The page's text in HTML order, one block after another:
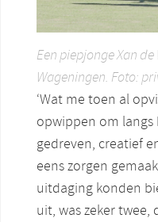
Een piepjonge Xan
Wageningen. Foto:
‘Wat me toen al
opwippen om langs
gedreven, creatief
eens zorgen
uitdaging konden
uit, was zeker